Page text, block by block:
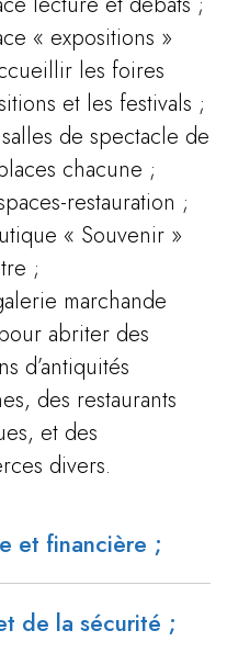
« expositions »
les foires
et les festivals ;
salles de spectacle de
chacune ;
restauration ;
« Souvenir »
;
marchande
abriter des
d’antiquités
des restaurants
et des
divers.
et financière ;
de la sécurité ;